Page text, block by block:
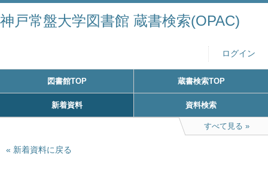
神戸常盤大学図書館 蔵書検索(OPAC)
ログイン
図書館TOP 蔵書検索TOP
新着資料 資料検索
すべて見る
新着資料に戻る